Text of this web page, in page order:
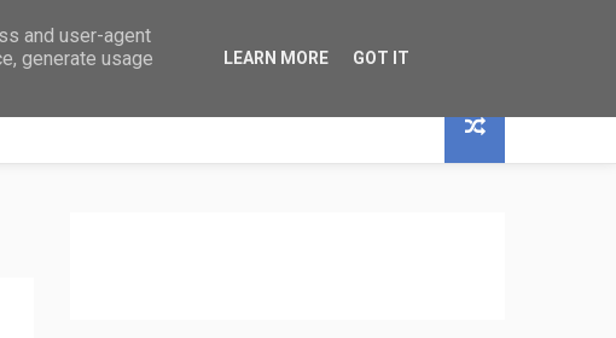
and user-agent
generate usage
LEARN MORE GOT IT